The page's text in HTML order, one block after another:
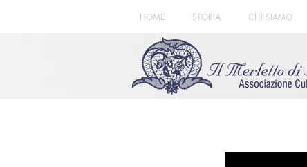
HOME STORIA CHI SIAMO